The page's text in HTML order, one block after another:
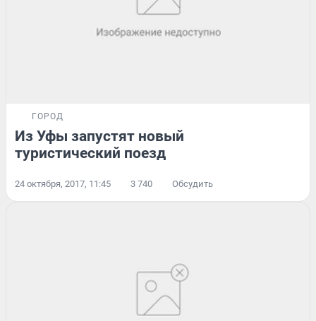
ГОРОД
Из Уфы запустят новый
туристический поезд
24 октября, 2017, 11:45 3 740 Обсудить